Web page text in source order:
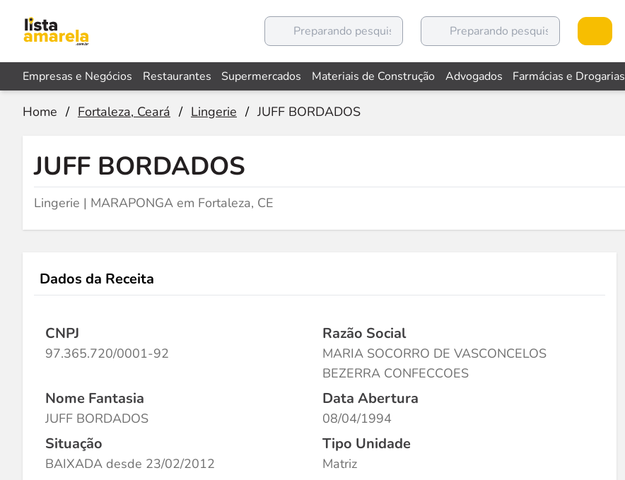
Empresas e Negócios Restaurantes Supermercados Materiais de Construção Advogados Farmácias e Drogarias
Home / Fortaleza, Ceará / Lingerie / JUFF BORDADOS
JUFF BORDADOS
Lingerie | MARAPONGA em Fortaleza, CE
Dados da Receita
CNPJ
97.365.720/0001-92
Razão Social
MARIA SOCORRO DE VASCONCELOS
BEZERRA CONFECCOES
Nome Fantasia
JUFF BORDADOS
Data Abertura
08/04/1994
Situação
BAIXADA desde 23/02/2012
Tipo Unidade
Matriz